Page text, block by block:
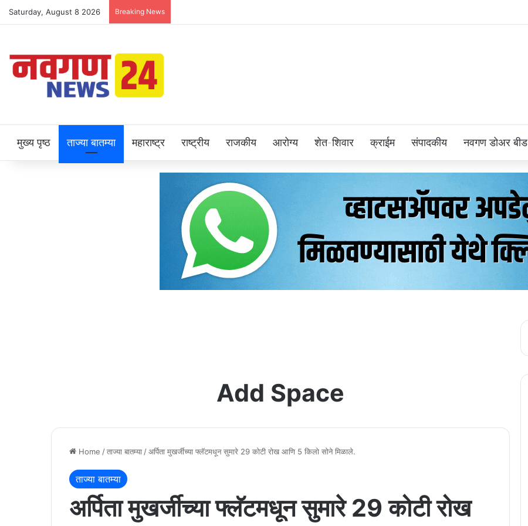
Saturday, August 8 2026 Breaking News
मुख्य पृष्ठ ताज्या बातम्या महाराष्ट्र राष्ट्रीय राजकीय आरोग्य शेत-शिवार क्राईम संपादकीय नवगण डोअर बीड
Add Space
Home /ताज्या बातम्या /अर्पिता मुखर्जीच्या फ्लॅटमधून सुमारे 29 कोटी रोख आणि 5 किलो सोने मिळाले.
ताज्या बातम्या
अर्पिता मुखर्जीच्या फ्लॅटमधून सुमारे 29 कोटी रोख